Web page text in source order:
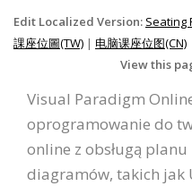
Edit Localized Version: Seating
課座位圖(TW) | 电脑课座位图(CN)
View this
Visual Paradigm
oprogramowanie do
online z obsługą
diagramów, takich jak